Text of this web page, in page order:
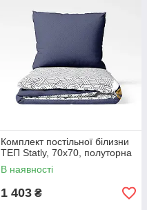
Комплект постільної білизни
ТЕП Statly, 70x70, полуторна
В наявності
1 403 ₴